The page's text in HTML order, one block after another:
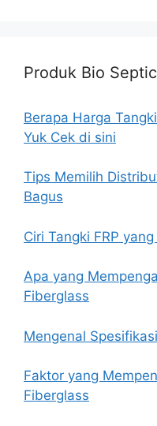
Produk Bio
Berapa Harga
Yuk Cek di sini
Tips Memilih
Bagus
Ciri Tangki FRP
Apa yang
Fiberglass
Mengenal
Faktor yang
Fiberglass